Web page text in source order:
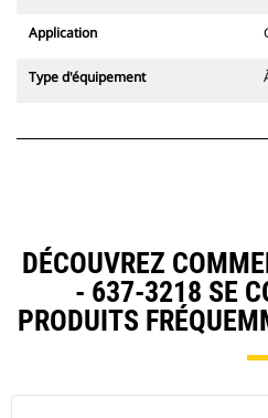
Application
Type d'équipement
DÉCOUVREZ
- 637-3218 SE
PRODUITS